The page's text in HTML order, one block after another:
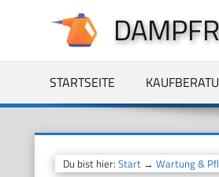
springen
STARTSEITE
Du bist hier: Start→ Wartung &